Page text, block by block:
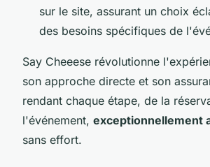
sur le site, assurant un choix
des besoins spécifiques de
Say Cheeese révolutionne
son approche directe et son
rendant chaque étape, de la
l'événement, exceptionnellement
sans effort.